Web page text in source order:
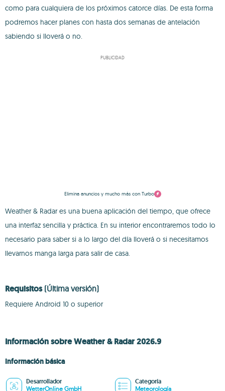
como para cualquiera de los próximos catorce días. De esta forma
podremos hacer planes con hasta dos semanas de antelación
sabiendo si lloverá o no.
PUBLICIDAD
Elimina anuncios y mucho más con Turbo
Weather & Radar es una buena aplicación del tiempo, que ofrece
una interfaz sencilla y práctica. En su interior encontraremos todo lo
necesario para saber si a lo largo del día lloverá o si necesitamos
llevarnos manga larga para salir de casa.
Requisitos (Última versión)
Requiere Android 10 o superior
Información sobre Weather & Radar 2026.9
Información básica
Desarrollador
WetterOnline GmbH
Categoría
Meteorología